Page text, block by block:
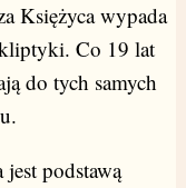
Księżyca wypada
Co 19 lat
do tych samych
podstawą